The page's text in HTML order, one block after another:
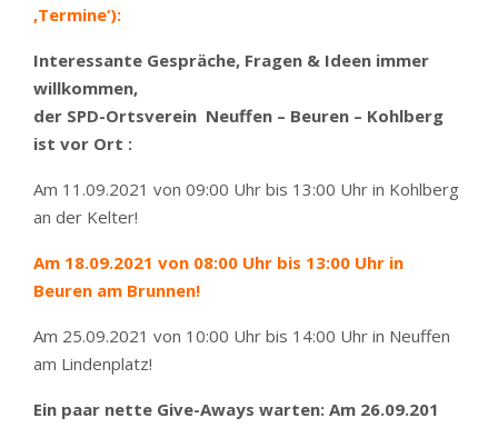
‚Termine‘):
Interessante Gespräche, Fragen & Ideen immer
willkommen,
der SPD-Ortsverein Neuffen – Beuren – Kohlberg
ist vor Ort :
Am 11.09.2021 von 09:00 Uhr bis 13:00 Uhr in Kohlberg
an der Kelter!
Am 18.09.2021 von 08:00 Uhr bis 13:00 Uhr in
Beuren am Brunnen!
Am 25.09.2021 von 10:00 Uhr bis 14:00 Uhr in Neuffen
am Lindenplatz!
Ein paar nette Give-Aways warten: Am 26.09.201